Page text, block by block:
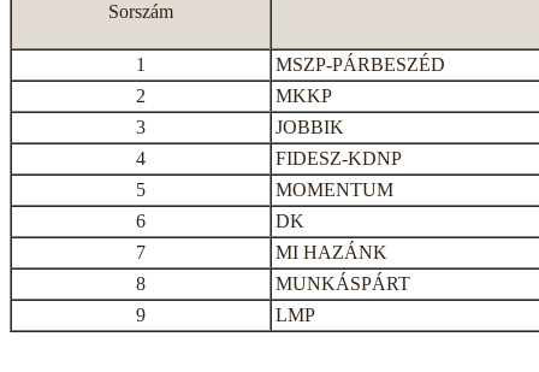
Sorszám
1
MSZP-PÁRBESZÉD
2
MKKP
3
JOBBIK
4
FIDESZ-KDNP
5
MOMENTUM
6
DK
7
MI HAZÁNK
8
MUNKÁSPÁRT
9
LMP